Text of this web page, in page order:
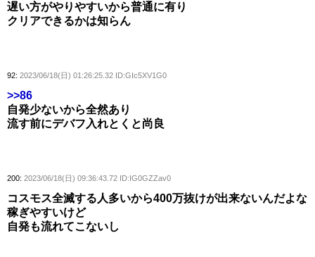
遅い方がやりやすいから普通に有り
クリアできるかは知らん
92: 2023/06/18(日) 01:26:25.32 ID:GIc5XV1G0
>>86
自発少ないから全然あり
流す前にデバフ入れとくと尚良
200: 2023/06/18(日) 09:36:43.72 ID:IG0GZZav0
コスモス全滅する人多いから400万抜けが出来ないんだよな
稼ぎやすいけど
自発も流れてこないし